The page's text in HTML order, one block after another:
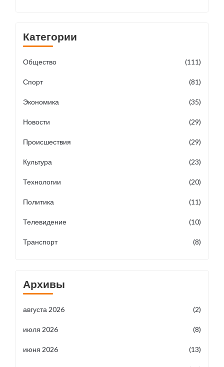
Категории
Общество (111)
Спорт (81)
Экономика (35)
Новости (29)
Происшествия (29)
Культура (23)
Технологии (20)
Политика (11)
Телевидение (10)
Транспорт (8)
Архивы
августа 2026 (2)
июля 2026 (8)
июня 2026 (13)